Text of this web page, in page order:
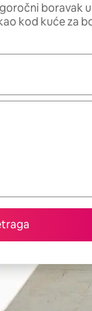
boravak u
kod kuće za
da se